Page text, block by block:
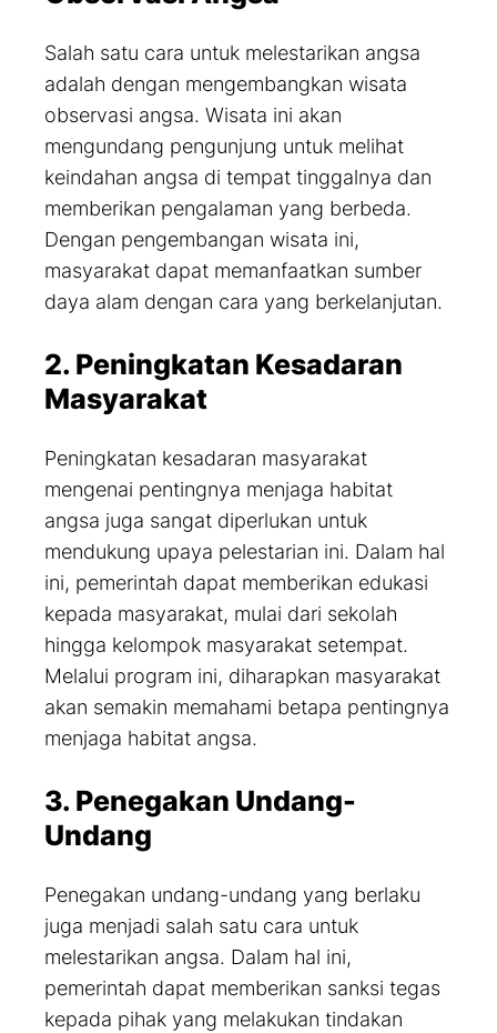
Salah satu cara untuk melestarikan angsa
adalah dengan mengembangkan wisata
observasi angsa. Wisata ini akan
mengundang pengunjung untuk melihat
keindahan angsa di tempat tinggalnya dan
memberikan pengalaman yang berbeda.
Dengan pengembangan wisata ini,
masyarakat dapat memanfaatkan sumber
daya alam dengan cara yang berkelanjutan.
2. Peningkatan Kesadaran
Masyarakat
Peningkatan kesadaran masyarakat
mengenai pentingnya menjaga habitat
angsa juga sangat diperlukan untuk
mendukung upaya pelestarian ini. Dalam hal
ini, pemerintah dapat memberikan edukasi
kepada masyarakat, mulai dari sekolah
hingga kelompok masyarakat setempat.
Melalui program ini, diharapkan masyarakat
akan semakin memahami betapa pentingnya
menjaga habitat angsa.
3. Penegakan Undang-
Undang
Penegakan undang-undang yang berlaku
juga menjadi salah satu cara untuk
melestarikan angsa. Dalam hal ini,
pemerintah dapat memberikan sanksi tegas
kepada pihak yang melakukan tindakan